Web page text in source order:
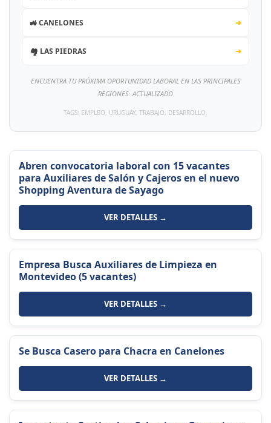
🚜 CANELONES ➔
🏘️ LAS PIEDRAS ➔
ENCUENTRA TU PRÓXIMA OPORTUNIDAD LABORAL EN LAS PRINCIPALES
REGIONES. ACTUALIZADO
TAGS: EMPLEO, URUGUAY, TRABAJO, DESARROLLO.
Abren convocatoria laboral con 15 vacantes
para Auxiliares de Salón y Cajeros en el nuevo
Shopping Aventura de Sayago
VER DETALLES →
Empresa Busca Auxiliares de Limpieza en
Montevideo (5 vacantes)
VER DETALLES →
Se Busca Casero para Chacra en Canelones
VER DETALLES →